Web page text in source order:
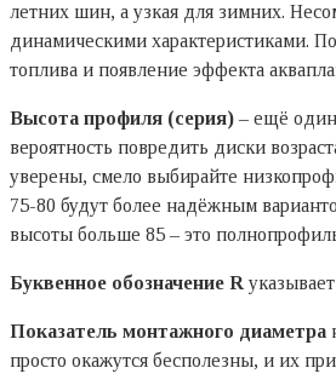
летних шин, а узкая для зимних.
динамическими характеристиками.
топлива и появление эффекта
Высота профиля (серия) – ещё
вероятность повредить диски
уверены, смело выбирайте
75-80 будут более надёжным
высоты больше 85 – это
Буквенное обозначение R
Показатель монтажного диаметра
просто окажутся бесполезны, и их